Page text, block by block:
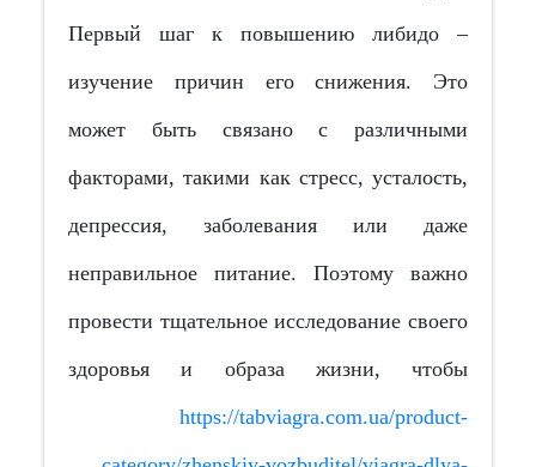
Первый шаг к повышению либидо –
изучение причин его снижения. Это
может быть связано с различными
факторами, такими как стресс, усталость,
депрессия, заболевания или даже
неправильное питание. Поэтому важно
провести тщательное исследование своего
здоровья и образа жизни, чтобы
https://tabviagra.com.ua/product-